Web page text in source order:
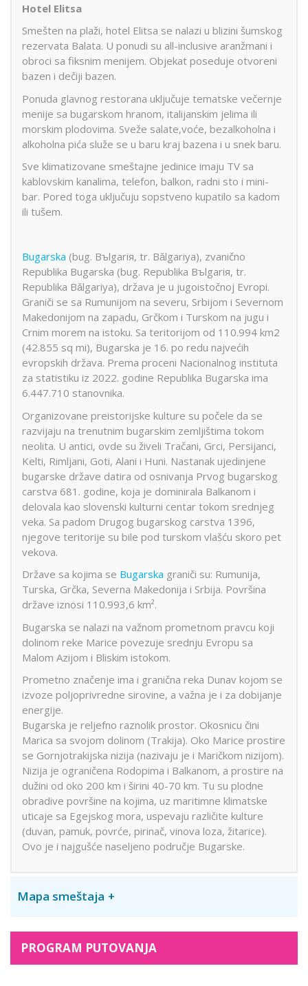
Hotel Elitsa
Smešten na plaži, hotel Elitsa se nalazi u blizini šumskog
rezervata Balata. U ponudi su all-inclusive aranžmani i
obroci sa fiksnim menijem. Objekat poseduje otvoreni
bazen i dečiji bazen.
Ponuda glavnog restorana uključuje tematske večernje
menije sa bugarskom hranom, italijanskim jelima ili
morskim plodovima. Sveže salate,voće, bezalkoholna i
alkoholna pića služe se u baru kraj bazena i u snek baru.
Sve klimatizovane smeštajne jedinice imaju TV sa
kablovskim kanalima, telefon, balkon, radni sto i mini-
bar. Pored toga uključuju sopstveno kupatilo sa kadom
ili tušem.
Bugarska (bug. Bъlgariя, tr. Bǎlgariya), zvanično
Republika Bugarska (bug. Republika Bъlgariя, tr.
Republika Bǎlgariya), država je u jugoistočnoj Evropi.
Graniči se sa Rumunijom na severu, Srbijom i Severnom
Makedonijom na zapadu, Grčkom i Turskom na jugu i
Crnim morem na istoku. Sa teritorijom od 110.994 km2
(42.855 sq mi), Bugarska je 16. po redu najvećih
evropskih država. Prema proceni Nacionalnog instituta
za statistiku iz 2022. godine Republika Bugarska ima
6.447.710 stanovnika.
Organizovane preistorijske kulture su počele da se
razvijaju na trenutnim bugarskim zemljištima tokom
neolita. U antici, ovde su živeli Tračani, Grci, Persijanci,
Kelti, Rimljani, Goti, Alani i Huni. Nastanak ujedinjene
bugarske države datira od osnivanja Prvog bugarskog
carstva 681. godine, koja je dominirala Balkanom i
delovala kao slovenski kulturni centar tokom srednjeg
veka. Sa padom Drugog bugarskog carstva 1396,
njegove teritorije su bile pod turskom vlašću skoro pet
vekova.
Države sa kojima se Bugarska graniči su: Rumunija,
Turska, Grčka, Severna Makedonija i Srbija. Površina
države iznosi 110.993,6 km².
Bugarska se nalazi na važnom prometnom pravcu koji
dolinom reke Marice povezuje srednju Evropu sa
Malom Azijom i Bliskim istokom.
Prometno značenje ima i granična reka Dunav kojom se
izvoze poljoprivredne sirovine, a važna je i za dobijanje
energije.
Bugarska je reljefno raznolik prostor. Okosnicu čini
Marica sa svojom dolinom (Trakija). Oko Marice prostire
se Gornjotrakijska nizija (nazivaju je i Maričkom nizijom).
Nizija je ograničena Rodopima i Balkanom, a prostire na
dužini od oko 200 km i širini 40-70 km. Tu su plodne
obradive površine na kojima, uz maritimne klimatske
uticaje sa Egejskog mora, uspevaju različite kulture
(duvan, pamuk, povrće, pirinač, vinova loza, žitarice).
Ovo je i najgušće naseljeno područje Bugarske.
Mapa smeštaja
PROGRAM PUTOVANJA